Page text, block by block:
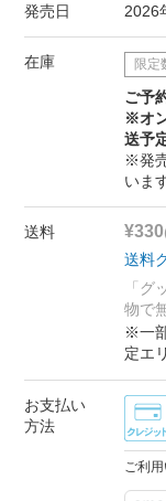
発売日 2026
在庫 限定
ご予
※オ
送予
※発
いま
送料 ¥330
送料
「
物で
※一
定エ
お支払い
方法
ご利